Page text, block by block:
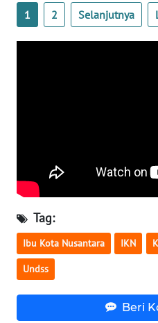
1 2 Selanjutnya
Tag:
Ibu Kota Nusantara IKN
Undss
Beri
WN
RIAU
SULTRA
WN
WN
SULTENG